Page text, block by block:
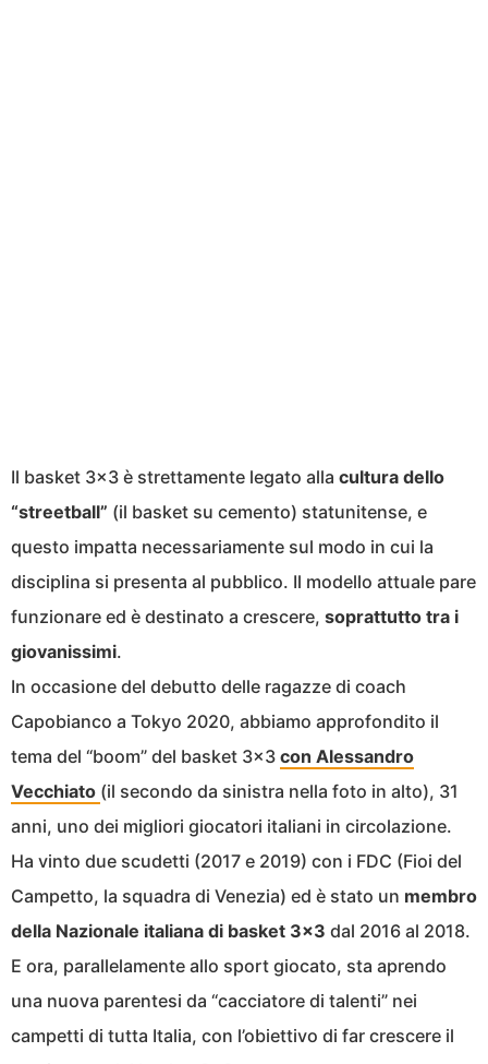
Il basket 3×3 è strettamente legato alla cultura dello
“streetball” (il basket su cemento) statunitense, e
questo impatta necessariamente sul modo in cui la
disciplina si presenta al pubblico. Il modello attuale pare
funzionare ed è destinato a crescere, soprattutto tra i
giovanissimi.
In occasione del debutto delle ragazze di coach
Capobianco a Tokyo 2020, abbiamo approfondito il
tema del “boom” del basket 3×3 con Alessandro
Vecchiato (il secondo da sinistra nella foto in alto), 31
anni, uno dei migliori giocatori italiani in circolazione.
Ha vinto due scudetti (2017 e 2019) con i FDC (Fioi del
Campetto, la squadra di Venezia) ed è stato un membro
della Nazionale italiana di basket 3×3 dal 2016 al 2018.
E ora, parallelamente allo sport giocato, sta aprendo
una nuova parentesi da “cacciatore di talenti” nei
campetti di tutta Italia, con l’obiettivo di far crescere il